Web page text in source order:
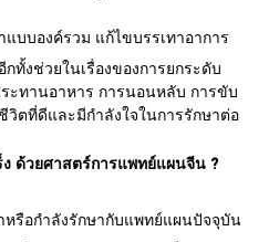
บบองค์รวม แก้ไขบรรเทาอาการ
ทั้งช่วยในเรื่องของการยกระดับ
ะทานอาหาร การนอนหลับ การขับ
ตที่ดีและมีกำลังใจในการรักษาต่อ
ง ด้วยศาสตร์การแพทย์แผนจีน ?
หรือกำลังรักษากับแพทย์แผนปัจจุบัน